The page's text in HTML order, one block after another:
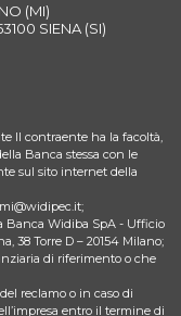
(MI)
SIENA (SI)
Il contraente ha la facoltà,
Banca stessa con le
sul sito internet della
Banca Widiba SpA - Ufficio
38 Torre D – 20154 Milano;
di riferimento o che
reclamo o in caso di
entro il termine di